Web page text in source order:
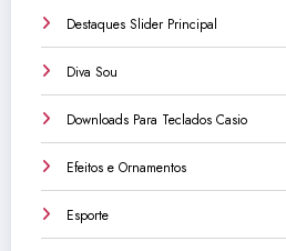
Destaques Slider Principal
Diva Sou
Downloads Para Teclados Casio
Efeitos e Ornamentos
Esporte